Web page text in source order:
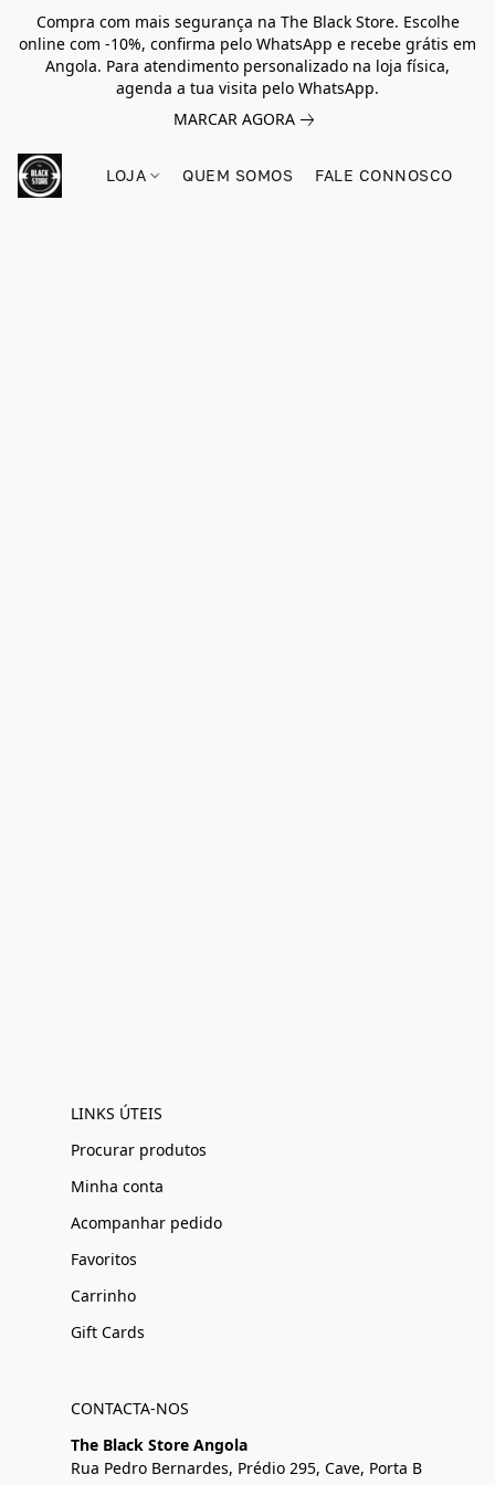
Compra com mais segurança na The Black Store. Escolhe
online com -10%, confirma pelo WhatsApp e recebe grátis em
Angola. Para atendimento personalizado na loja física,
agenda a tua visita pelo WhatsApp.
MARCAR AGORA
LOJA QUEM SOMOS FALE CONNOSCO
LINKS ÚTEIS
Procurar produtos
Minha conta
Acompanhar pedido
Favoritos
Carrinho
Gift Cards
CONTACTA-NOS
The Black Store Angola
Rua Pedro Bernardes, Prédio 295, Cave, Porta B